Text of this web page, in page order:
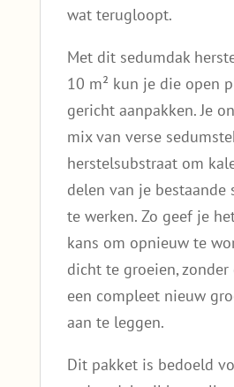
wat terugloopt.
Met dit sedumdak
10 m² kun je die open
gericht aanpakken. Je
mix van verse
herstelsubstraat om
delen van je bestaande
te werken. Zo geef je
kans om opnieuw te
dicht te groeien,
een compleet nieuw
aan te leggen.
Dit pakket is bedoeld